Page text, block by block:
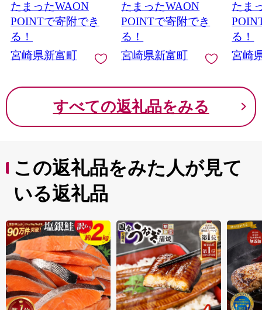
【C461】
たまったWAON
POINTで寄附でき
る！
宮崎県新富町
たまったWAON
POINTで寄附でき
る！
宮崎県新富町
たま
る！
宮崎
すべての返礼品をみる
この返礼品をみた人が見て
いる返礼品